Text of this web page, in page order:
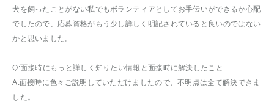
犬を飼ったことがない私でもボランティアとしてお手伝いができるか心配
でしたので、応募資格がもう少し詳しく明記されていると良いのではない
かと思いました。
Q:面接時にもっと詳しく知りたい情報と面接時に解決したこと
A:面接時に色々ご説明していただけましたので、不明点は全て解決できま
した。